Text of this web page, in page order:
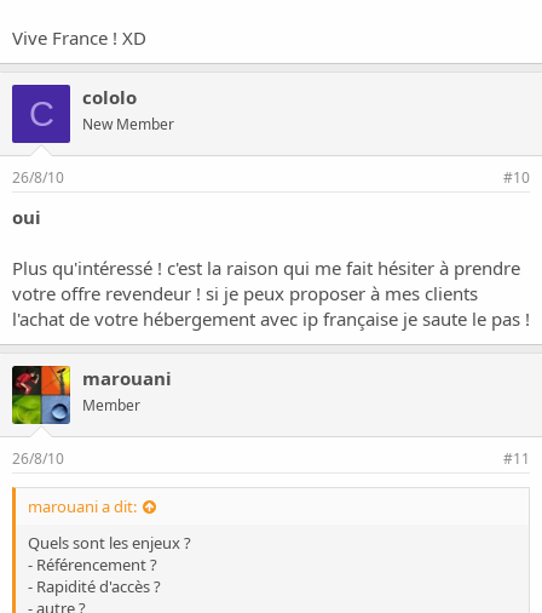
Vive France ! XD
C cololo
New Member
26/8/10 #10
oui
Plus qu'intéressé ! c'est la raison qui me fait hésiter à prendre
votre offre revendeur ! si je peux proposer à mes clients
l'achat de votre hébergement avec ip française je saute le pas !
marouani
Member
26/8/10 #11
marouani a dit:
Quels sont les enjeux ?
- Référencement ?
- Rapidité d'accès ?
- autre ?